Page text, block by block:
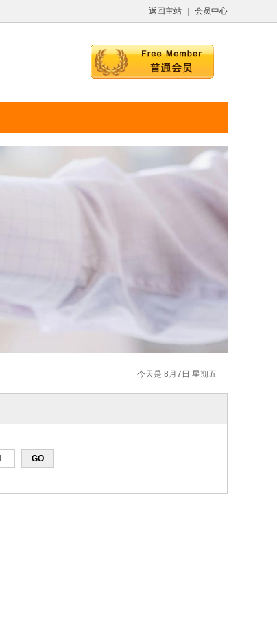
返回主站 会员中心
今天是 8月7日 星期五